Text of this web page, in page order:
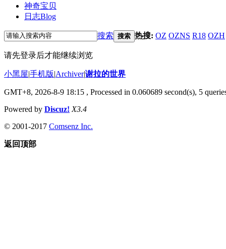
神奇宝贝
日志Blog
搜索 搜索 热搜: OZ OZNS R18 OZH
请先登录后才能继续浏览
小黑屋|手机版|Archiver|谢拉的世界
GMT+8, 2026-8-9 18:15 , Processed in 0.060689 second(s), 5
Powered by Discuz! X3.4
© 2001-2017 Comsenz Inc.
返回顶部